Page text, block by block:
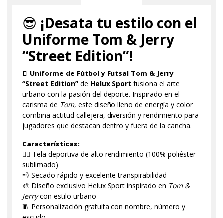
😎 ¡Desata tu estilo con el
Uniforme Tom & Jerry
“Street Edition”!
El Uniforme de Fútbol y Futsal Tom & Jerry
“Street Edition” de Helux Sport fusiona el arte
urbano con la pasión del deporte. Inspirado en el
carisma de Tom, este diseño lleno de energía y color
combina actitud callejera, diversión y rendimiento para
jugadores que destacan dentro y fuera de la cancha.
Características:
🏃‍♂️ Tela deportiva de alto rendimiento (100% poliéster
sublimado)
💨 Secado rápido y excelente transpirabilidad
🎨 Diseño exclusivo Helux Sport inspirado en Tom &
Jerrycon estilo urbano
🧵 Personalización gratuita con nombre, número y